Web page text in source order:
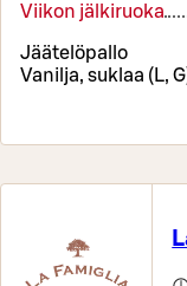
Viikon jälkiruoka
Jäätelöpallo
Vanilja, suklaa (L,